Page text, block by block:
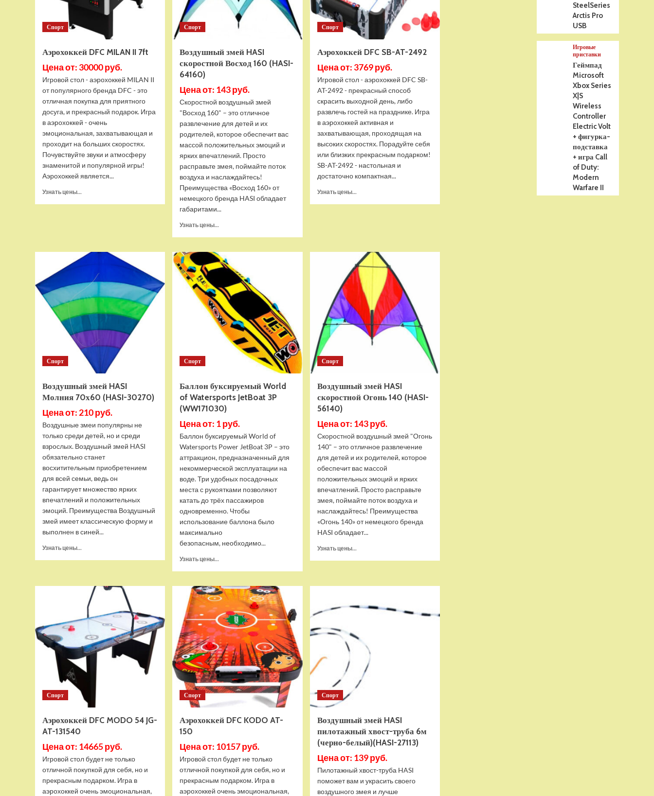
Спорт
Аэрохоккей DFC MILAN II 7ft
Цена от: 30000 руб.
Игровой стол - аэрохоккей MILAN II
от популярного бренда DFC - это
отличная покупка для приятного
досуга, и прекрасный подарок. Игра
в аэрохоккей - очень
эмоциональная, захватывающая и
проходит на больших скоростях.
Почувствуйте звуки и атмосферу
знаменитой и популярной игры!
Аэрохоккей является...
Узнать цены...
7ft
Спорт
Воздушный змей HASI
скоростной Восход 160 (HASI-
64160)
Цена от: 143 руб.
Скоростной воздушный змей
"Восход 160" – это отличное
развлечение для детей и их
родителей, которое обеспечит вас
массой положительных эмоций и
ярких впечатлений. Просто
расправьте змея, поймайте поток
воздуха и наслаждайтесь!
Преимущества «Восход 160» от
немецкого бренда HASI обладает
габаритами...
Узнать цены...
Воздушный
змей
HASI
скоростной
Восход
160
(HASI-
64160)
Спорт
Аэрохоккей DFC SB-AT-2492
Цена от: 3769 руб.
Игровой стол - аэрохоккей DFC SB-
AT-2492 - прекрасный способ
скрасить выходной день, либо
развлечь гостей на празднике. Игра
в аэрохоккей активная и
захватывающая, проходящая на
высоких скоростях. Порадуйте себя
или близких прекрасным подарком!
SB-AT-2492 - настольная и
достаточно компактная...
Узнать цены...
2492
Спорт
Воздушный змей HASI
Молния 70х60 (HASI-30270)
Цена от: 210 руб.
Воздушные змеи популярны не
только среди детей, но и среди
взрослых. Воздушный змей HASI
обязательно станет
восхитительным приобретением
для всей семьи, ведь он
гарантирует множество ярких
впечатлений и положительных
эмоций. Преимущества Воздушный
змей имеет классическую форму и
выполнен в синей...
Узнать цены...
HASI
Молния
70х60
(HASI-
Спорт
Баллон буксируемый World
of Watersports JetBoat 3P
(WW171030)
Цена от: 1 руб.
Баллон буксируемый World of
Watersports Power JetBoat 3P – это
аттракцион, предназначенный для
некоммерческой эксплуатации на
воде. Три удобных посадочных
места с рукоятками позволяют
катать до трёх пассажиров
одновременно. Чтобы
использование баллона было
максимально
безопасным, необходимо...
Узнать цены...
Баллон
буксируемый
World
of
Watersports
JetBoat
3P
(WW171030)
Спорт
Воздушный змей HASI
скоростной Огонь 140 (HASI-
56140)
Цена от: 143 руб.
Скоростной воздушный змей "Огонь
140" – это отличное развлечение
для детей и их родителей, которое
обеспечит вас массой
положительных эмоций и ярких
впечатлений. Просто расправьте
змея, поймайте поток воздуха и
наслаждайтесь! Преимущества
«Огонь 140» от немецкого бренда
HASI обладает...
Узнать цены...
Огонь
56140)
Спорт
Аэрохоккей DFC MODO 54 JG-
AT-131540
Цена от: 14665 руб.
Игровой стол будет не только
отличной покупкой для себя, но и
прекрасным подарком. Игра в
аэрохоккей очень эмоциональная,
Спорт
Аэрохоккей DFC KODO AT-
150
Цена от: 10157 руб.
Игровой стол будет не только
отличной покупкой для себя, но и
прекрасным подарком. Игра в
аэрохоккей очень эмоциональная,
Спорт
Воздушный змей HASI
пилотажный хвост-труба 6м
(черно-белый)(HASI-27113)
Цена от: 139 руб.
Пилотажный хвост-труба HASI
поможет вам и украсить своего
воздушного змея и лучше
SteelSeries
Arctis Pro
USB
Игровые
приставки
Геймпад
Microsoft
Xbox Series
X|S
Wireless
Controller
Electric Volt
+ фигурка-
подставка
+ игра Call
of Duty:
Modern
Warfare II